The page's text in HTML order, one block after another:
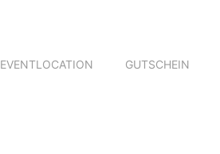
EVENTLOCATION GUTSCHEIN